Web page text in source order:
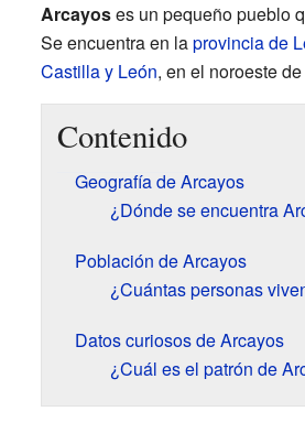
Arcayoses un pequeño pueblo
Se encuentra en laprovincia de
Castilla y León, en el noroeste de
Contenido
Geografía de Arcayos
¿Dónde se encuentra
Población de Arcayos
¿Cuántas personas
Datos curiosos de Arcayos
¿Cuál es el patrón de